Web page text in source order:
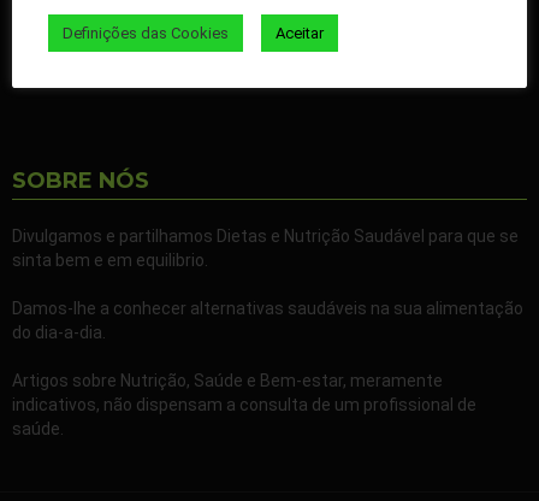
Partilhe também a nossa página com todos os seus familiares e
amigos.
SOBRE NÓS
Divulgamos e partilhamos Dietas e Nutrição Saudável para que se
sinta bem e em equilibrio.
Damos-lhe a conhecer alternativas saudáveis na sua alimentação
do dia-a-dia.
Artigos sobre Nutrição, Saúde e Bem-estar, meramente
indicativos, não dispensam a consulta de um profissional de
saúde.
Definições das Cookies Aceitar